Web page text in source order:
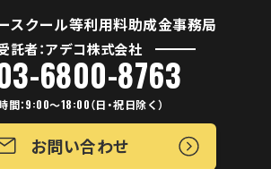
スクール等利用料助成金事務局
託者：アデコ株式会社
6800-8763
間：9:00～18:00（日・祝日除く）
お問い合わせ